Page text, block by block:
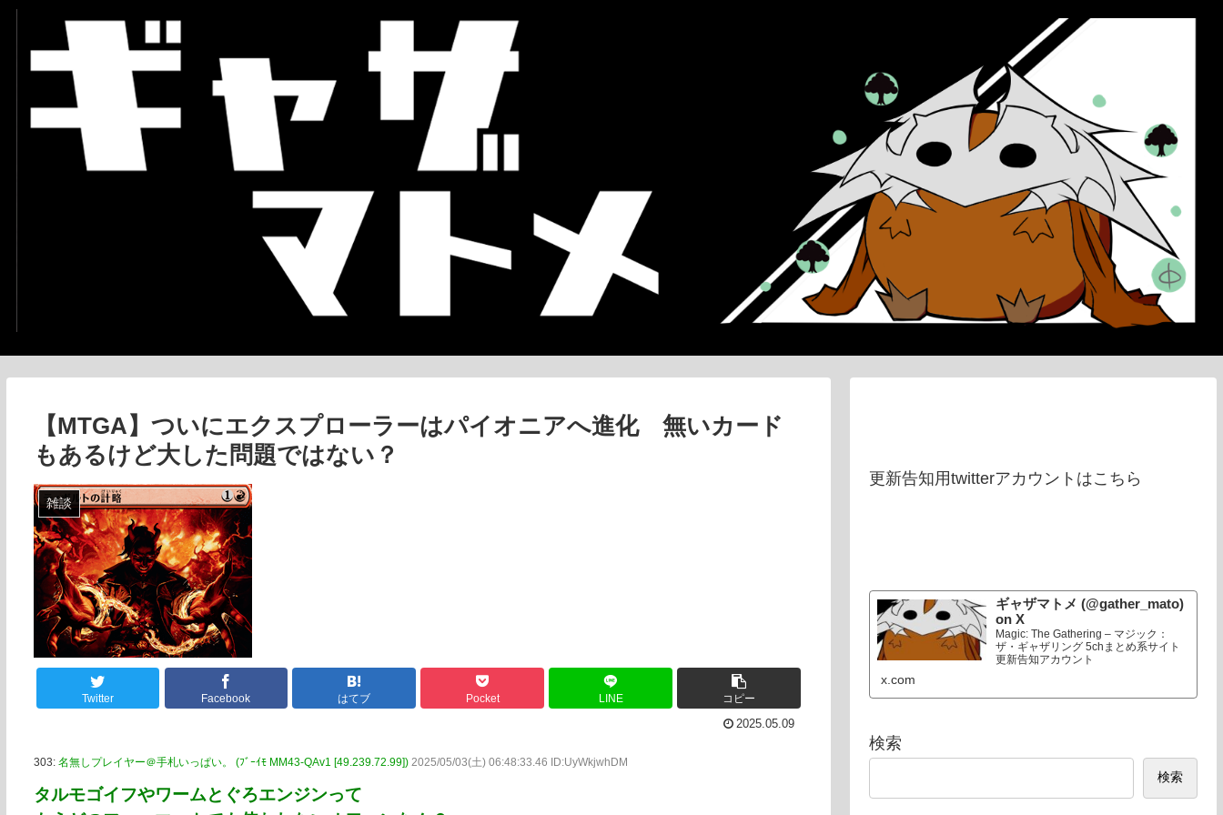
【MTGA】ついにエクスプローラーはパイオニアへ進化 無いカード
もあるけど大した問題ではない？
雑談
Twitter Facebook はてブ Pocket LINE コピー
2025.05.09
303: 名無しプレイヤー＠手札いっぱい。 (ﾌﾞｰｲﾓ MM43-QAv1 [49.239.72.99]) 2025/05/03(土) 06:48:33.46 ID:UyWkjwhDM
タルモゴイフやワームとぐろエンジンって
更新告知用twitterアカウントはこちら
ギャザマトメ (@gather_mato)
on X
Magic: The Gathering – マジック：
ザ・ギャザリング 5chまとめ系サイト
更新告知アカウント
x.com
検索
検索